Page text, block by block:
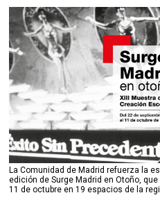
La Comunidad de Madrid refuerza la
edición de Surge Madrid en Otoño,
11 de octubre en 19 espacios de la